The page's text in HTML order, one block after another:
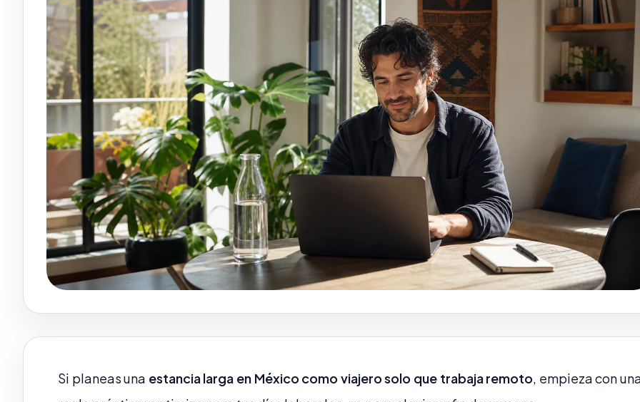
Si planeas una estancia larga en México como viajero solo que trabaja remoto, empieza con